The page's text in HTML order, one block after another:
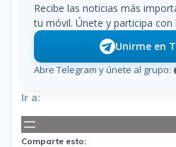
Recibe las noticias más
tu móvil. Únete y participa con
Unirme en
Abre Telegram y únete al grupo:
Ir a:
Comparte esto: